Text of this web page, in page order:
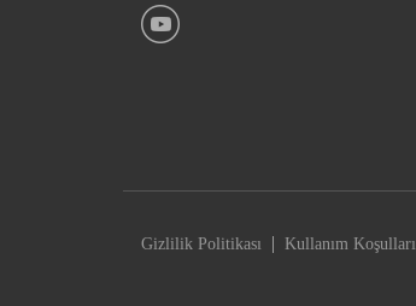
Gizlilik Politikası | Kullanım Koşulları